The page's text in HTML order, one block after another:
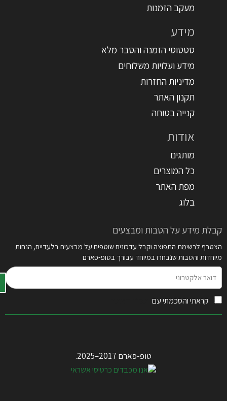
מעקב הזמנות
מידע
סטטוסי הזמנה והסבר מלא
מידע ועלויות משלוחים
מדיניות החזרות
תקנון האתר
קנייה בטוחה
אודות
מותגים
כל המוצרים
מפת האתר
בלוג
קבלת מידע על הטבות ומבצעים
הצטרף לרשימת התפוצה וקבל עדכונים שוטפים על מבצעים בלעדיים, הנחות
מיוחדות והטבות שנבחרו במיוחד עבורך בטופ-פארם
אלקטרוני
קראתי והסכמתי עם
טופ-פארם 2017–2025.